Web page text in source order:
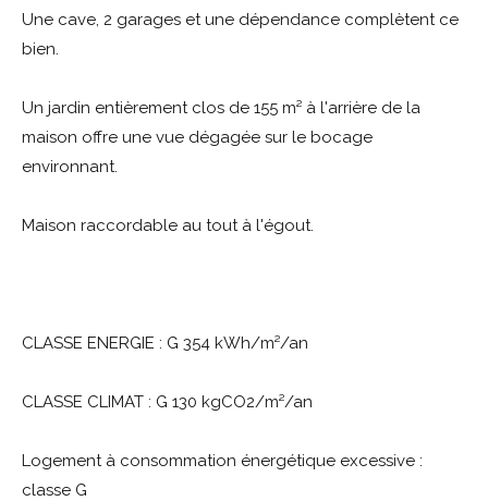
Une cave, 2 garages et une dépendance complètent ce
bien.
Un jardin entièrement clos de 155 m² à l'arrière de la
maison offre une vue dégagée sur le bocage
environnant.
Maison raccordable au tout à l'égout.
CLASSE ENERGIE : G 354 kWh/m²/an
CLASSE CLIMAT : G 130 kgCO2/m²/an
Logement à consommation énergétique excessive :
classe G